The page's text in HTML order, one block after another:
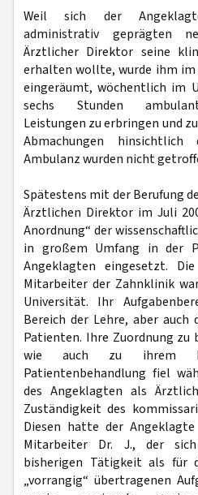
Weil sich der
administrativ geprägten
Ärztlicher Direktor seine
erhalten wollte, wurde ihm
eingeräumt, wöchentlich im
sechs Stunden
Leistungen zu erbringen und
Abmachungen
Ambulanz wurden nicht
Spätestens mit der Berufung
Ärztlichen Direktor im Juli
Anordnung“ der
in großem Umfang in der
Angeklagten eingesetzt. Die
Mitarbeiter der Zahnklinik
Universität. Ihr
Bereich der Lehre, aber auch
Patienten. Ihre Zuordnung zu
wie auch zu ihrem
Patientenbehandlung fiel
des Angeklagten als
Zuständigkeit des
Diesen hatte der Angeklagte
Mitarbeiter Dr. J., der
bisherigen Tätigkeit als für
„vorrangig“ übertragenen